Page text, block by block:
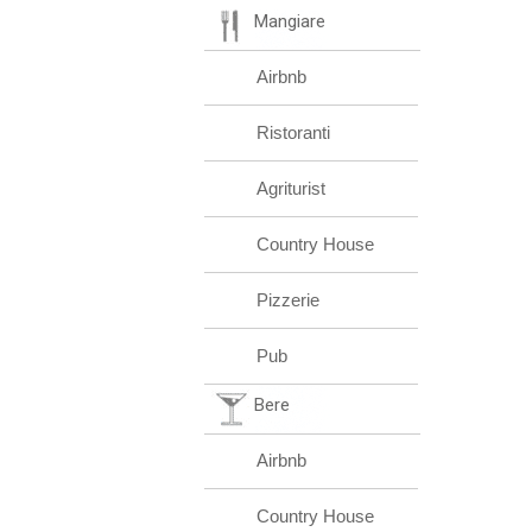
Mangiare
Airbnb
Ristoranti
Agriturist
Country House
Pizzerie
Pub
Bere
Airbnb
Country House